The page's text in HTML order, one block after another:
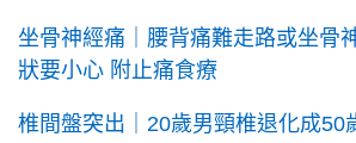
坐骨神經痛｜腰背痛難走路或坐骨
狀要小心 附止痛食療
椎間盤突出｜20歲男頸椎退化成50